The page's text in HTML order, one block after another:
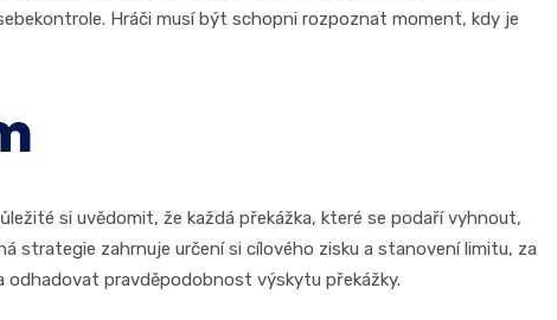
Hráči musí být schopni rozpoznat moment, kdy je
si uvědomit, že každá překážka, které se podaří vyhnout,
strategie zahrnuje určení si cílového zisku a stanovení limitu, za
odhadovat pravděpodobnost výskytu překážky.